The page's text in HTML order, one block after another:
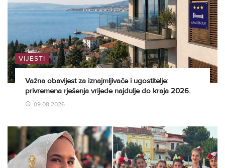
VIJESTI
Važna obavijest za iznajmljivače i ugostitelje:
privremena rješenja vrijede najdulje do kraja 2026.
09.08.2026